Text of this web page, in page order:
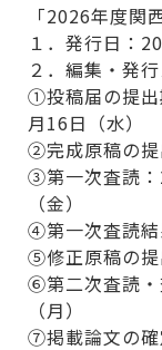
「2026年度関
１．発行日：
２．編集・発
①投稿届の提
月16日（水）
②完成原稿の提
③第一次査読
（金）
④第一次査読結
⑤修正原稿の提
⑥第二次査読・
（月）
⑦掲載論文の